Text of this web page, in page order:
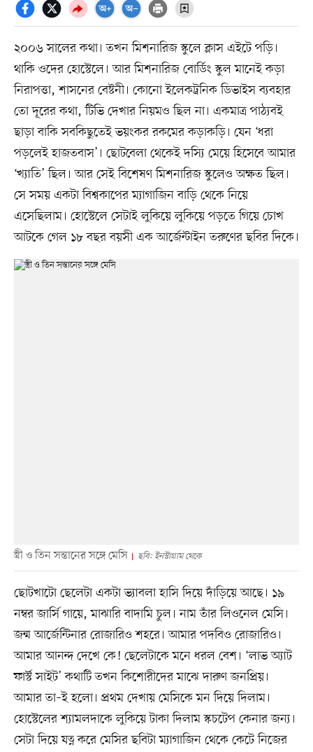
২০০৬ সালের কথা। তখন মিশনারিজ স্কুলে ক্লাস এইটে পড়ি।
থাকি ওদের হোস্টেলে। আর মিশনারিজ বোর্ডিং স্কুল মানেই কড়া
নিরাপত্তা, শাসনের বেষ্টনী। কোনো ইলেকট্রনিক ডিভাইস ব্যবহার
তো দূরের কথা, টিভি দেখার নিয়মও ছিল না। একমাত্র পাঠ্যবই
ছাড়া বাকি সবকিছুতেই ভয়ংকর রকমের কড়াকড়ি। যেন ‘ধরা
পড়লেই হাজতবাস’। ছোটবেলা থেকেই দস্যি মেয়ে হিসেবে আমার
‘খ্যাতি’ ছিল। আর সেই বিশেষণ মিশনারিজ স্কুলেও অক্ষত ছিল।
সে সময় একটা বিশ্বকাপের ম্যাগাজিন বাড়ি থেকে নিয়ে
এসেছিলাম। হোস্টেলে সেটাই লুকিয়ে লুকিয়ে পড়তে গিয়ে চোখ
আটকে গেল ১৮ বছর বয়সী এক আর্জেন্টাইন তরুণের ছবির দিকে।
স্ত্রী ও তিন সন্তানের সঙ্গে মেসি ছবি: ইনস্টাগ্রাম থেকে
ছোটখাটো ছেলেটা একটা ভ্যাবলা হাসি দিয়ে দাঁড়িয়ে আছে। ১৯
নম্বর জার্সি গায়ে, মাঝারি বাদামি চুল। নাম তাঁর লিওনেল মেসি।
জন্ম আর্জেন্টিনার রোজারিও শহরে। আমার পদবিও রোজারিও।
আমার আনন্দ দেখে কে! ছেলেটাকে মনে ধরল বেশ। ‘লাভ অ্যাট
ফার্স্ট সাইট’ কথাটি তখন কিশোরীদের মাঝে দারুণ জনপ্রিয়।
আমার তা–ই হলো। প্রথম দেখায় মেসিকে মন দিয়ে দিলাম।
হোস্টেলের শ্যামলদাকে লুকিয়ে টাকা দিলাম স্কচটেপ কেনার জন্য।
সেটা দিয়ে যত্ন করে মেসির ছবিটা ম্যাগাজিন থেকে কেটে নিজের